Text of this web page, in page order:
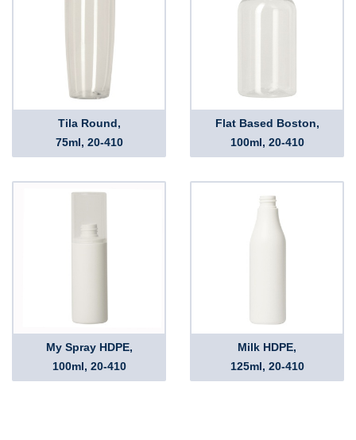
Tila Round,
75ml, 20-410
Flat Based Boston,
100ml, 20-410
My Spray HDPE,
100ml, 20-410
Milk HDPE,
125ml, 20-410